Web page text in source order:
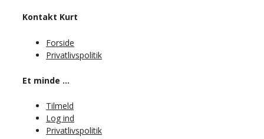
Kontakt Kurt
Forside
Privatlivspolitik
Et minde …
Tilmeld
Log ind
Privatlivspolitik